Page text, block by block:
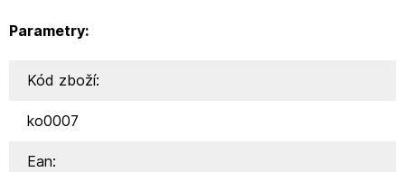
Parametry:
Kód zboží:
ko0007
Ean: